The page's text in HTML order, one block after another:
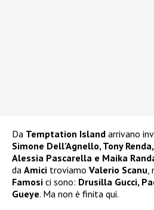
Da Temptation Island arrivano
Simone Dell’Agnello, Tony
Alessia Pascarella e Maika
da Amici troviamo Valerio Scanu
Famosi ci sono: Drusilla Gucci,
Gueye. Ma non è finita qui.